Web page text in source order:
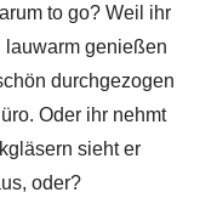
to go? Weil ihr
lauwarm genießen
durchgezogen
Oder ihr nehmt
sieht er
oder?